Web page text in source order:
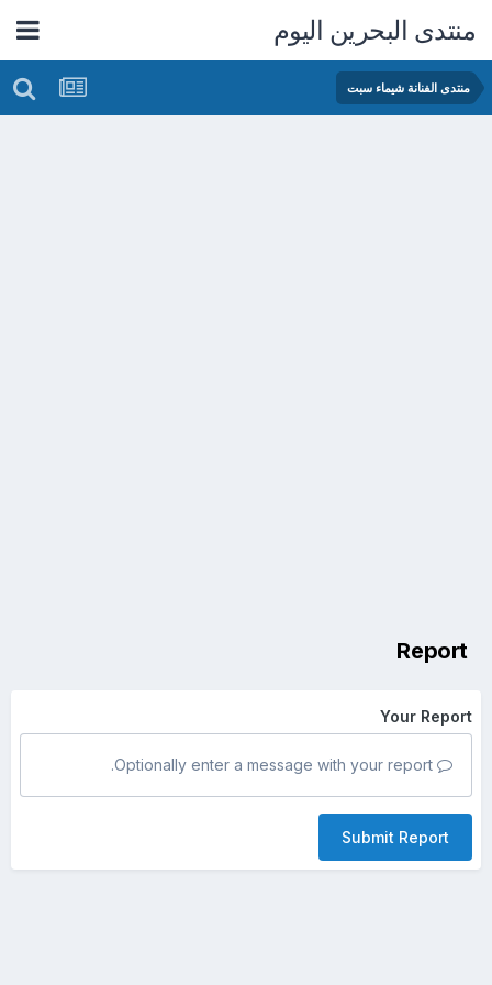
منتدى البحرين اليوم
منتدى الفنانة شيماء سبت
Report
Your Report
Submit Report